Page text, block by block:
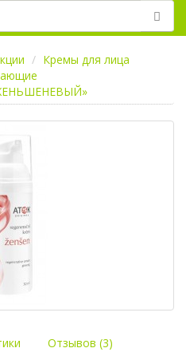
Кремы для лица
Отзывов (3)